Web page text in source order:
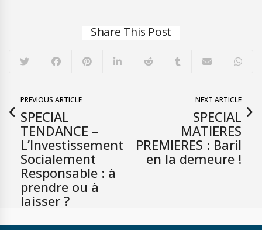
Share This Post
PREVIOUS ARTICLE
SPECIAL
TENDANCE –
L’Investissement
Socialement
Responsable : à
prendre ou à
laisser ?
NEXT ARTICLE
SPECIAL
MATIERES
PREMIERES : Baril
en la demeure !